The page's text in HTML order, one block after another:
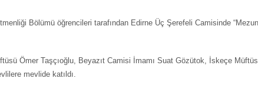
Bölümü öğrencileri tarafından Edirne Üç Şerefeli Camisinde
Ömer Taşçıoğlu, Beyazıt Camisi İmamı Suat Gözütok, İskeçe
mevlide katıldı.